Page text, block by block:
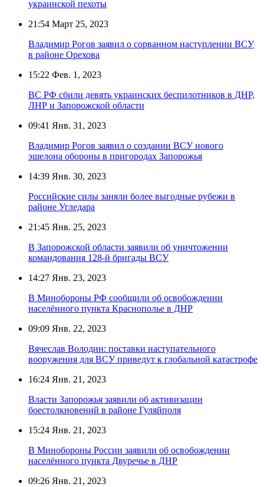
украинской пехоты
21:54 Март 25, 2023
Владимир Рогов заявил о сорванном наступлении ВСУ
в районе Орехова
15:22 Фев. 1, 2023
ВС РФ сбили девять украинских беспилотников в ДНР,
ЛНР и Запорожской области
09:41 Янв. 31, 2023
Владимир Рогов заявил о создании ВСУ нового
эшелона обороны в пригородах Запорожья
14:39 Янв. 30, 2023
Российские силы заняли более выгодные рубежи в
районе Угледара
21:45 Янв. 25, 2023
В Запорожской области заявили об уничтожении
командования 128-й бригады ВСУ
14:27 Янв. 23, 2023
В Минобороны РФ сообщили об освобождении
населённого пункта Краснополье в ДНР
09:09 Янв. 22, 2023
Вячеслав Володин: поставки наступательного
вооружения для ВСУ приведут к глобальной катастрофе
16:24 Янв. 21, 2023
Власти Запорожья заявили об активизации
боестолкновений в районе Гуляйполя
15:24 Янв. 21, 2023
В Минобороны России заявили об освобождении
населённого пункта Двуречье в ДНР
09:26 Янв. 21, 2023